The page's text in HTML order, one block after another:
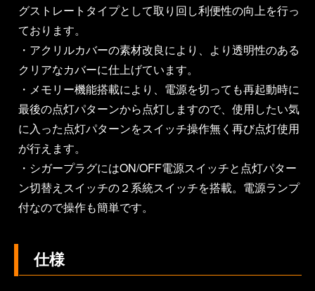
グストレートタイプとして取り回し利便性の向上を行っ
ております。
・アクリルカバーの素材改良により、より透明性のある
クリアなカバーに仕上げています。
・メモリー機能搭載により、電源を切っても再起動時に
最後の点灯パターンから点灯しますので、使用したい気
に入った点灯パターンをスイッチ操作無く再び点灯使用
が行えます。
・シガープラグにはON/OFF電源スイッチと点灯パター
ン切替えスイッチの２系統スイッチを搭載。電源ランプ
付なので操作も簡単です。
仕様